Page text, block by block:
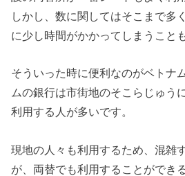
しかし、数に関してはそこまで多
に少し時間がかかってしまうこと
そういった時に便利なのがベトナ
ムの銀行は市街地のそこらじゅう
利用する人が多いです。
現地の人々も利用するため、混雑
が、両替でも利用することができ